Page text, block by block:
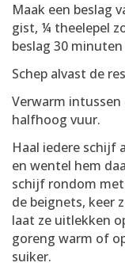
Maak een beslag
gist, ¼ theelepel
beslag 30
Schep alvast de
Verwarm
halfhoog vuur.
Haal iedere schijf
en wentel hem
schijf rondom
de beignets, keer
laat ze uitlekken
goreng warm of
suiker.